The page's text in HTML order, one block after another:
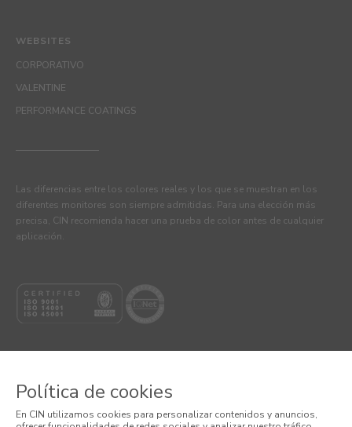
WEBSITES
CORPORATIVO
VALENTINE
PERFORMANCE COATINGS
Las diferencias entre los colores reales y los que se muestran en los
diferentes monitores son siempre admitidas. Para una elección más
precisa, CIN recomienda hacer una prueba de color antes de cualquier
aplicación.
Política de cookies
En CIN utilizamos cookies para personalizar contenidos y anuncios,